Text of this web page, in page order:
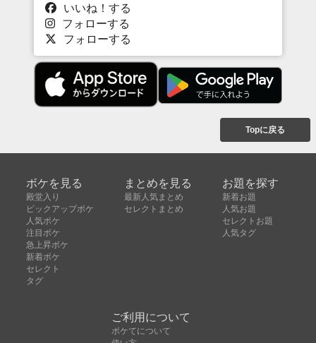
いいね！する
フォローする
フォローする
Topに戻る
ボケを見る
殿堂入り
ピックアップボケ
人気ボケ
注目ボケ
急上昇ボケ
新着ボケ
セレクト
タグ
まとめを見る
最新人気まとめ
セレクトまとめ
お題を探す
新着お題
人気お題
セレクトお題
人気タグ
ご利用について
ボケてについて